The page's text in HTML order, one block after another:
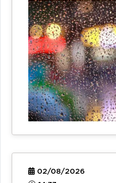
02/08/2026